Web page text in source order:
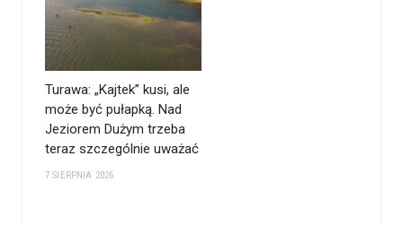
Turawa: „Kajtek” kusi, ale
może być pułapką. Nad
Jeziorem Dużym trzeba
teraz szczególnie uważać
7 SIERPNIA 2026